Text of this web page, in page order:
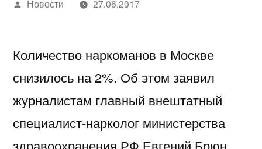
Написано
Новости 27.06.2017
Количество наркоманов в Москве
снизилось на 2%. Об этом заявил
журналистам главный внештатный
специалист-нарколог министерства
здравоохранения РФ Евгений Брюн.